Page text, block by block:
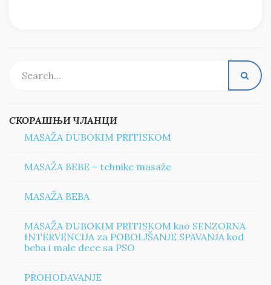
СКОРАШЊИ ЧЛАНЦИ
MASAŽA DUBOKIM PRITISKOM
MASAŽA BEBE – tehnike masaže
MASAŽA BEBA
MASAŽA DUBOKIM PRITISKOM kao SENZORNA
INTERVENCIJA za POBOLJŠANJE SPAVANJA kod
beba i male dece sa PSO
PROHODAVANJE